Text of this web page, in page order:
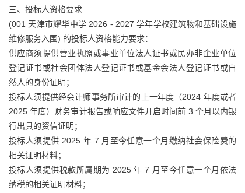
三、投标人资格要求
(001 天津市耀华中学 2026 - 2027 学年学校建筑物和基础设施
维修服务入围) 的投标人资格能力要求：
供应商须提供营业执照或事业单位法人证书或民办非企业单位
登记证书或社会团体法人登记证书或基金会法人登记证书或自
然人的身份证明；
投标人须提供经会计师事务所审计的上一年度（2024 年度或者
2025 年度）财务审计报告或响应文件开启时间前 3 个月以内银
行出具的资信证明；
投标人须提供 2025 年 7 月至今任意一个月缴纳社会保险费的
相关证明材料；
投标人须提供税款所属期为 2025 年 7 月至今任意一个月依法
纳税的相关证明材料；